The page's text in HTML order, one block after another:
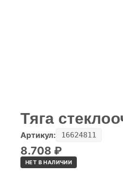
Тяга
Артикул: 16624811
8.708 ₽
НЕТ В НАЛИЧИИ